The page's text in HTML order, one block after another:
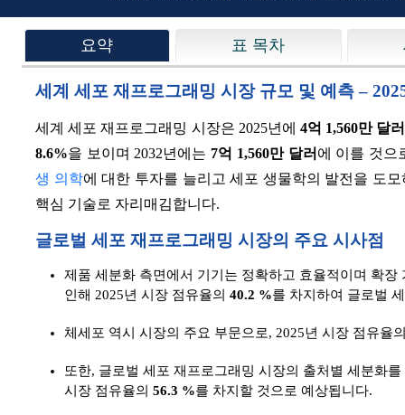
요약 표 목차
세계 세포 재프로그래밍 시장 규모 및 예측 –
세계 세포 재프로그래밍 시장은 2025년에 4억 1,560만 달러
8.6%을 보이며 2032년에는 7억 1,560만 달러 에 이를 것으
생 의학에 대한 투자를 늘리고 세포 생물학의 발전을 도
핵심 기술로 자리매김합니다.
글로벌 세포 재프로그래밍 시장의 주요 시사점
제품 세분화 측면에서 기기는 정확하고 효율적이며 확
인해 2025년 시장 점유율의 40.2 %를 차지하여 글로벌
체세포 역시 시장의 주요 부문으로, 2025년 시장 점유율
또한, 글로벌 세포 재프로그래밍 시장의 출처별 세분화
시장 점유율의 56.3 %를 차지할 것으로 예상됩니다.